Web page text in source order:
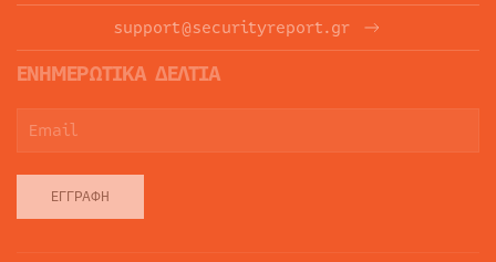
support@securityreport.gr
ΕΝΗΜΕΡΩΤΙΚΑ ΔΕΛΤΙΑ
ΕΓΓΡΑΦΉ